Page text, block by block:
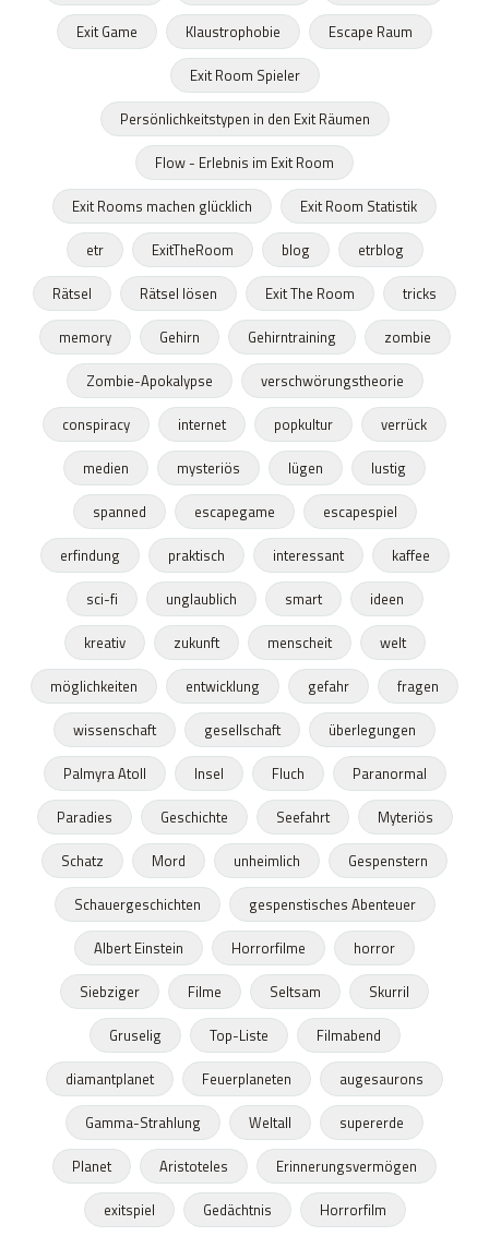
Exit Game
Klaustrophobie
Escape Raum
Exit Room Spieler
Persönlichkeitstypen in den Exit Räumen
Flow - Erlebnis im Exit Room
Exit Rooms machen glücklich
Exit Room Statistik
etr
ExitTheRoom blog
etrblog
Rätsel
Rätsel lösen Exit The Room
tricks
memory
Gehirn Gehirntraining
zombie
Zombie-Apokalypse
verschwörungstheorie
conspiracy
internet popkultur
verrück
medien
mysteriös lügen
lustig
spanned
escapegame
escapespiel
erfindung
praktisch interessant
kaffee
sci-fi
unglaublich smart
ideen
kreativ
zukunft menscheit
welt
möglichkeiten
entwicklung gefahr
fragen
wissenschaft
gesellschaft
überlegungen
Palmyra Atoll
Insel Fluch
Paranormal
Paradies
Geschichte Seefahrt
Myteriös
Schatz
Mord unheimlich
Gespenstern
Schauergeschichten
gespenstisches Abenteuer
Albert Einstein
Horrorfilme
horror
Siebziger
Filme Seltsam
Skurril
Gruselig
Top-Liste
Filmabend
diamantplanet
Feuerplaneten
augesaurons
Gamma-Strahlung
Weltall
supererde
Planet
Aristoteles
Erinnerungsvermögen
exitspiel
Gedächtnis
Horrorfilm